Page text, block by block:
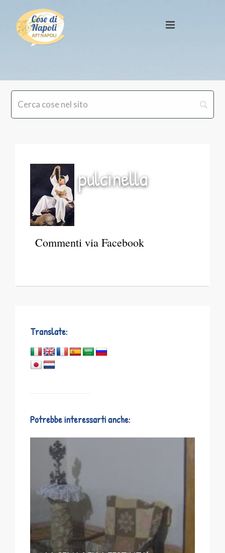
pulcinella
Commenti via Facebook
Translate:
Potrebbe interessarti anche: